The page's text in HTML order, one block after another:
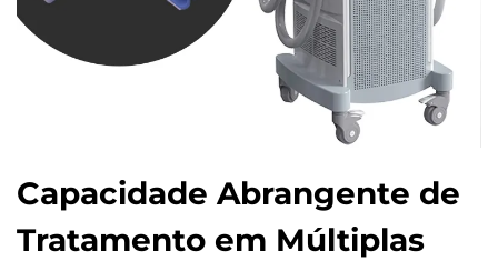
Capacidade Abrangente de
Tratamento em Múltiplas